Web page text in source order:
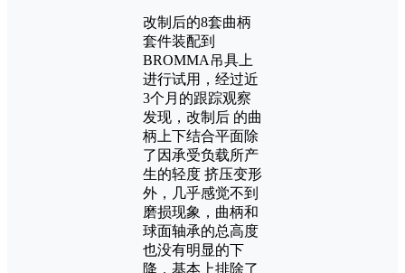
改制后的8套曲柄
套件装配到
BROMMA吊具上
进行试用，经过近
3个月的跟踪观察
发现，改制后 的曲
柄上下结合平面除
了因承受负载所产
生的轻度 挤压变形
外，几乎感觉不到
磨损现象，曲柄和
球面轴承的总高度
也没有明显的下
降，基本上排除了